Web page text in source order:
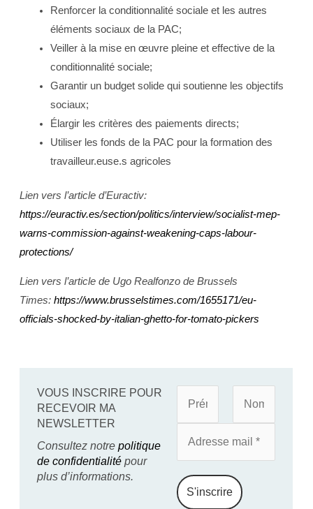
Renforcer la conditionnalité sociale et les autres
éléments sociaux de la PAC;
Veiller à la mise en œuvre pleine et effective de la
conditionnalité sociale;
Garantir un budget solide qui soutienne les objectifs
sociaux;
Élargir les critères des paiements directs;
Utiliser les fonds de la PAC pour la formation des
travailleur.euse.s agricoles
Lien vers l’article d’Euractiv:
https://euractiv.es/section/politics/interview/socialist-mep-
warns-commission-against-weakening-caps-labour-
protections/
Lien vers l’article de Ugo Realfonzo de Brussels
Times:https://www.brusselstimes.com/1655171/eu-
officials-shocked-by-italian-ghetto-for-tomato-pickers
VOUS INSCRIRE POUR
RECEVOIR MA
NEWSLETTER
Consultez notrepolitique
de confidentialité pour
plus d’informations.